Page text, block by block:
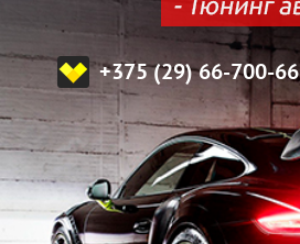
+375 (29) 66-700-66